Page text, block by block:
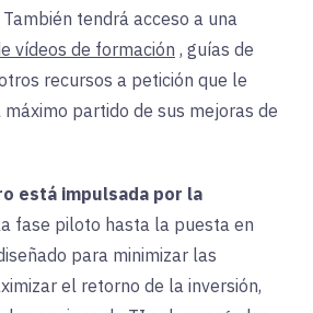
tendrá acceso a una
vídeos de formación , guías de
recursos a petición que le
partido de sus mejoras de
está impulsada por la
fase piloto hasta la puesta en
para minimizar las
el retorno de la inversión,